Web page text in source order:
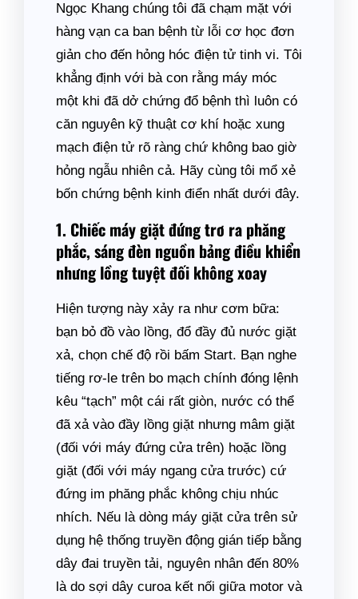
Ngọc Khang chúng tôi đã chạm mặt với
hàng vạn ca ban bệnh từ lỗi cơ học đơn
giản cho đến hỏng hóc điện tử tinh vi. Tôi
khẳng định với bà con rằng máy móc
một khi đã dở chứng đổ bệnh thì luôn có
căn nguyên kỹ thuật cơ khí hoặc xung
mạch điện tử rõ ràng chứ không bao giờ
hỏng ngẫu nhiên cả. Hãy cùng tôi mổ xẻ
bốn chứng bệnh kinh điển nhất dưới đây.
1. Chiếc máy giặt đứng trơ ra phăng
phắc, sáng đèn nguồn bảng điều khiển
nhưng lồng tuyệt đối không xoay
Hiện tượng này xảy ra như cơm bữa:
bạn bỏ đồ vào lồng, đổ đầy đủ nước giặt
xả, chọn chế độ rồi bấm Start. Bạn nghe
tiếng rơ-le trên bo mạch chính đóng lệnh
kêu “tạch” một cái rất giòn, nước có thể
đã xả vào đầy lồng giặt nhưng mâm giặt
(đối với máy đứng cửa trên) hoặc lồng
giặt (đối với máy ngang cửa trước) cứ
đứng im phăng phắc không chịu nhúc
nhích. Nếu là dòng máy giặt cửa trên sử
dụng hệ thống truyền động gián tiếp bằng
dây đai truyền tải, nguyên nhân đến 80%
là do sợi dây curoa kết nối giữa motor và